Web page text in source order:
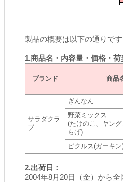
製品の概要は以下の通りで
1.商品名・内容量・価格・荷
ブランド 商品
サラダクラ
ブ
ぎんなん
野菜ミックス
(たけのこ、ヤン
らげ)
ピクルス(ガーキン
2.出荷日：
2004年8月20日（金）から全